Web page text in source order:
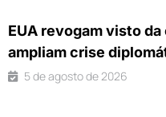
EUA revogam visto
ampliam crise
5 de agosto de 2026